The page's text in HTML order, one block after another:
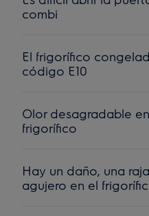
combi
El frigorífico
código E10
Olor desagradable
frigorífico
Hay un daño, una
agujero en el